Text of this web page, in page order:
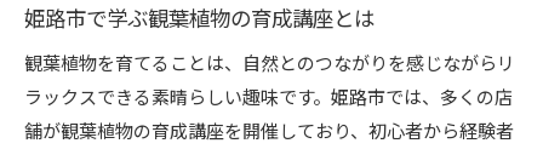
姫路市で学ぶ観葉植物の育成講座とは
観葉植物を育てることは、自然とのつながりを感じながらリ
ラックスできる素晴らしい趣味です。姫路市では、多くの店
舗が観葉植物の育成講座を開催しており、初心者から経験者